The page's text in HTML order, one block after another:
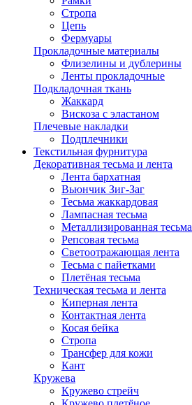
Стропа
Цепь
Фермуары
Прокладочные материалы
Флизелины и дублерины
Ленты прокладочные
Подкладочная ткань
Жаккард
Вискоза с эластаном
Плечевые накладки
Подплечники
Текстильная фурнитура
Декоративная тесьма и лента
Лента бархатная
Вьюнчик Зиг-Заг
Тесьма жаккардовая
Лампасная тесьма
Металлизированная тесьма
Репсовая тесьма
Светоотражающая лента
Тесьма с пайетками
Плетёная тесьма
Техническая тесьма и лента
Киперная лента
Контактная лента
Косая бейка
Стропа
Трансфер для кожи
Кант
Кружева
Кружево стрейч